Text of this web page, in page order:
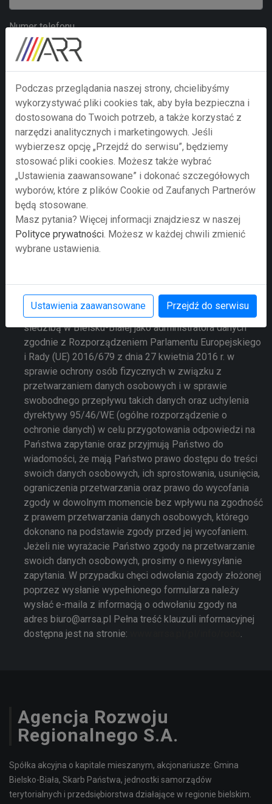
Numer telefonu
Prześlij zapytanie
Przesyłając formularz wyrażają Państwo zgodę na
przetwarzanie swoich danych osobowych w nim
zawartych przez Agencję Rozwoju Regionalnego S.A. z
siedzibą w Bielsku-Białej jako administratora danych
zgodnie z Rozporządzeniem Parlamentu Europejskiego
i Rady (UE) 2016/679 z dnia 27 kwietnia 2016 r. w
sprawie ochrony osób fizycznych w związku z
przetwarzaniem danych osobowych i w sprawie
swobodnego przepływu takich danych oraz uchylenia
dyrektywy 95/46/WE (ogólne rozporządzenie o
ochronie danych) w celu przygotowania odpowiedzi na
Państwa zapytanie oraz przyjmują Państwo do
wiadomości, że mają Państwo prawo dostępu do treści
swoich danych osobowych, ich sprostowania, usunięcia,
ograniczenia przetwarzania oraz prawo do wycofania
zgody w dowolnym momencie bez wpływu na zgodność
z prawem przetwarzania danych osobowych, którego
dokonano na podstawie zgody przed jej wycofaniem.
Jeżeli nie wyrażacie Państwo zgody na przetwarzanie
swoich danych osobowych, prosimy o niewysyłanie
zapytania. W przypadku chęci odwołania zgody złożonej
poprzez wysłanie wypełnionego formularza należy
wysłać e-maila z informacją o odwołaniu zgody na
adres biuro@arrsa.pl Pełna treść klauzuli informacyjnej
dostępna jest na stronie:
.
Agencja Rozwoju
Regionalnego S.A.
Spółka akcyjna o kapitale mieszanym, akcjonariusze: Gmina
Bielsko-Biała, Skarb Państwa, jednostki samorządów
terytorialnych i przedsiębiorstwa działające w regionie bielskim.
Podczas przeglądania naszej strony, chcielibyśmy
wykorzystywać pliki cookies tak, aby była bezpieczna i
dostosowana do Twoich potrzeb, a także korzystać z
narzędzi analitycznych i marketingowych. Jeśli
wybierzesz opcję „Przejdź do serwisu”, będziemy
stosować pliki cookies. Możesz także wybrać
„Ustawienia zaawansowane” i dokonać szczegółowych
wyborów, które z plików Cookie od Zaufanych Partnerów
będą stosowane.
Masz pytania? Więcej informacji znajdziesz w naszej
Polityce prywatności . Możesz w każdej chwili zmienić
wybrane ustawienia.
Ustawienia zaawansowane Przejdź do serwisu